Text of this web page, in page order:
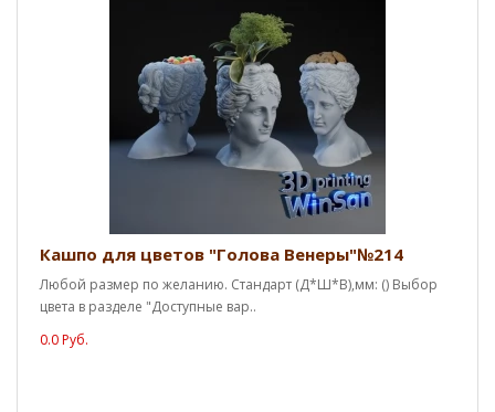
Кашпо для цветов "Голова Венеры"№214
Любой размер по желанию. Стандарт (Д*Ш*В),мм: () Выбор
цвета в разделе "Доступные вар..
0.0 Руб.